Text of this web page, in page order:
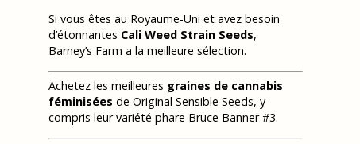
Si vous êtes au Royaume-Uni et avez besoin
d’étonnantes Cali Weed Strain Seeds,
Barney’s Farm a la meilleure sélection.
Achetez les meilleures graines de cannabis
féminisées de Original Sensible Seeds, y
compris leur variété phare Bruce Banner #3.